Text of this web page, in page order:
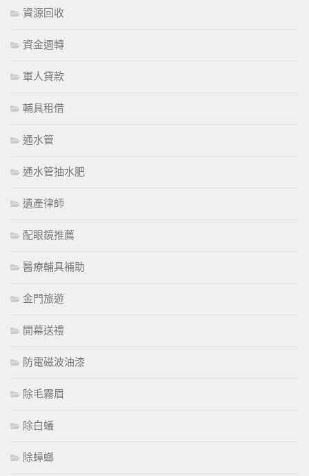
資源回收
資金週轉
軍人貸款
輔具租借
通水管
通水管抽水肥
遺產律師
配眼鏡推薦
醫療輔具補助
金門旅遊
開幕送禮
防電磁波油漆
除毛霧眉
除白蟻
除蟑螂